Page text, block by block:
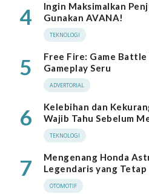
4
Ingin Maksimalkan
Gunakan AVANA!
TEKNOLOGI
5
Free Fire: Game
Gameplay Seru
ADVERTORIAL
6
Kelebihan dan
Wajib Tahu Sebelum
TEKNOLOGI
7
Mengenang Honda
Legendaris yang Tetap
OTOMOTIF